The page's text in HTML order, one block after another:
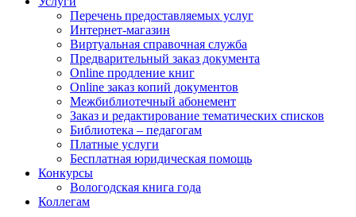
Перечень предоставляемых услуг
Интернет-магазин
Виртуальная справочная служба
Предварительный заказ документа
Online продление книг
Online заказ копий документов
Межбиблиотечный абонемент
Заказ и редактирование тематических списков
Библиотека – педагогам
Платные услуги
Бесплатная юридическая помощь
Конкурсы
Вологодская книга года
Коллегам